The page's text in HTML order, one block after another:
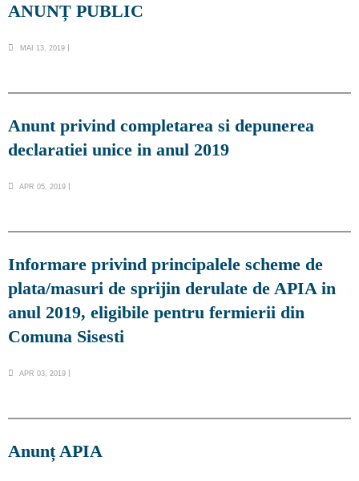
ANUNȚ PUBLIC
MAI 13, 2019
Anunt privind completarea si depunerea
declaratiei unice in anul 2019
APR 05, 2019
Informare privind principalele scheme de
plata/masuri de sprijin derulate de APIA in
anul 2019, eligibile pentru fermierii din
Comuna Sisesti
APR 03, 2019
Anunț APIA